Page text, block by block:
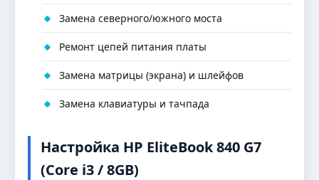
Замена северного/южного моста
Ремонт цепей питания платы
Замена матрицы (экрана) и шлейфов
Замена клавиатуры и тачпада
Настройка HP EliteBook 840 G7
(Core i3 / 8GB)